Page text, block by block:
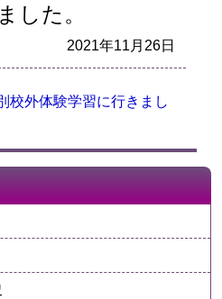
した。
2021年11月26日
校外体験学習に行きまし